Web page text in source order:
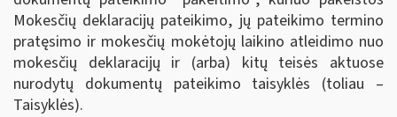
Mokesčių deklaracijų pateikimo, jų pateikimo termino
pratęsimo ir mokesčių mokėtojų laikino atleidimo nuo
mokesčių deklaracijų ir (arba) kitų teisės aktuose
nurodytų dokumentų pateikimo taisyklės (toliau –
Taisyklės).